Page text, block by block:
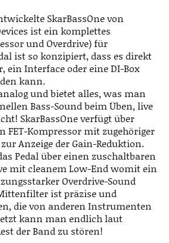
SkarBassOne von
ist ein komplettes
und Overdrive) für
ist so konzipiert, dass es direkt
ein Interface oder eine DI-Box
kann.
und bietet alles, was man
Bass-Sound beim Üben, live
SkarBassOne verfügt über
FET-Kompressor mit zugehöriger
Anzeige der Gain-Reduktion.
Pedal über einen zuschaltbaren
mit cleanem Low-End womit ein
Overdrive-Sound
ist präzise und
die von anderen Instrumenten
kann man endlich laut
der Band zu stören!